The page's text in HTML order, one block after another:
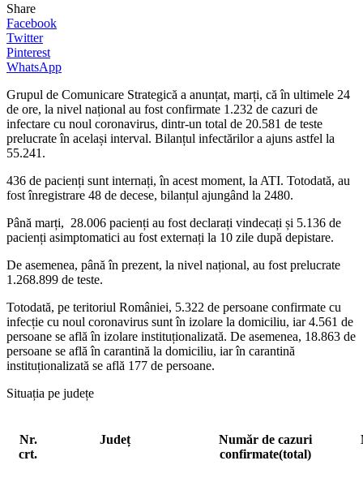
Share
Facebook
Twitter
Pinterest
WhatsApp
Grupul de Comunicare Strategică a anunțat, marți, că în ultimele 24
de ore, la nivel național au fost confirmate 1.232 de cazuri de
infectare cu noul coronavirus, dintr-un total de 20.581 de teste
prelucrate în același interval. Bilanțul infectărilor a ajuns astfel la
55.241.
436 de pacienți sunt internați, în acest moment, la ATI. Totodată, au
fost înregistrare 48 de decese, bilanțul ajungând la 2480.
Până marți, 28.006 pacienți au fost declarați vindecați și 5.136 de
pacienți asimptomatici au fost externați la 10 zile după depistare.
De asemenea, până în prezent, la nivel național, au fost prelucrate
1.268.899 de teste.
Totodată, pe teritoriul României, 5.322 de persoane confirmate cu
infecție cu noul coronavirus sunt în izolare la domiciliu, iar 4.561 de
persoane se află în izolare instituționalizată. De asemenea, 18.863 de
persoane se află în carantină la domiciliu, iar în carantină
instituționalizată se află 177 de persoane.
Situația pe județe
Nr.
crt.
Județ
Număr de cazuri
confirmate(total)